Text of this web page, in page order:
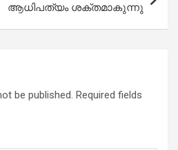
ആധിപത്യം ശക്തമാകുന്നു
be published. Required fields